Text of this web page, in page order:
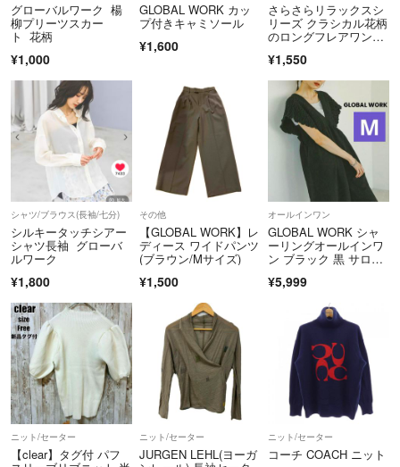
グローバルワーク 楊
柳プリーツスカー
ト 花柄
¥1,000
GLOBAL WORK カッ
プ付きキャミソール
¥1,600
さらさらリラックスシ
リーズ クラシカル花柄
のロングフレアワンピ
¥1,550
シャツ/ブラウス(長袖/七分)
シルキータッチシアー
シャツ長袖 グローバ
ルワーク
¥1,800
その他
【GLOBAL WORK】レ
ディース ワイドパンツ
(ブラウン/Mサイズ)
¥1,500
オールインワン
GLOBAL WORK シャ
ーリングオールインワ
ン ブラック 黒 サロペ
¥5,999
ニット/セーター
【clear】タグ付 パフ
ニット/セーター
JURGEN LEHL(ヨーガ
ニット/セーター
コーチ COACH ニット